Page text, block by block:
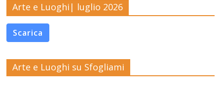
Arte e Luoghi| luglio 2026
Scarica
Arte e Luoghi su Sfogliami